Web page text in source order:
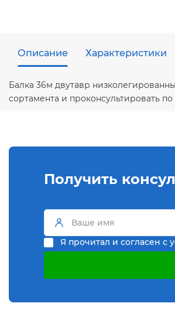
Описание Характеристики
Балка 36м двутавр
сортамента и проконсультировать
Получить
Я прочитал и согласен с